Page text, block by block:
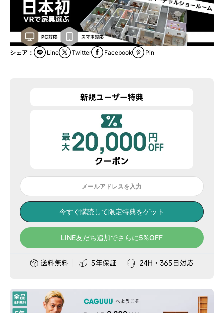
シェア： Facebook
Twitter Pin
Line
メールアドレスを入力
今すぐ購読して限定特典をゲット
LINE友だち追加でさらに5%OFF